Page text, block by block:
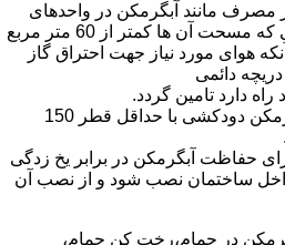
مانند آبگرمکن در واحدهای
مسکونی و غیر مسکونی که مسحت آن ها کمتر از 60 متر مربع
هوای مورد نیاز جهت احتراق گاز
دائمی
راه دارد تامین گردد.
در بالای محل نصب آبگرمکن دودکشی با حداقل قطر 150
حفاظت آبگرمکن در برابر یخ زدگی
ساختمان نصب شود و از نصب آن
در حمام،رخت کن حمام،